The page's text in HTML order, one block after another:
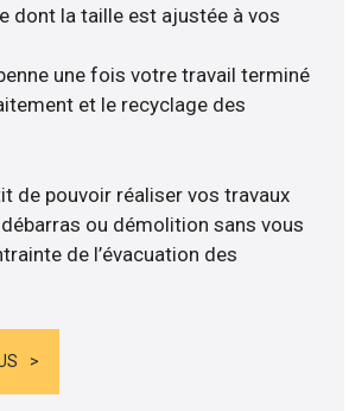
dont la taille est ajustée à vos
une fois votre travail terminé
et le recyclage des
de pouvoir réaliser vos travaux
ou démolition sans vous
de l’évacuation des